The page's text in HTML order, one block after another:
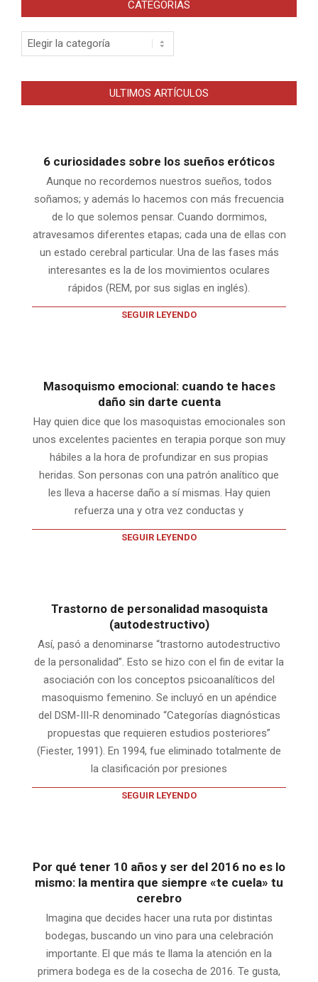
CATEGORIAS
Categorias
ULTIMOS ARTÍCULOS
6 curiosidades sobre los sueños eróticos
Aunque no recordemos nuestros sueños, todos
soñamos; y además lo hacemos con más frecuencia
de lo que solemos pensar. Cuando dormimos,
atravesamos diferentes etapas; cada una de ellas con
un estado cerebral particular. Una de las fases más
interesantes es la de los movimientos oculares
rápidos (REM, por sus siglas en inglés).
SEGUIR LEYENDO
Masoquismo emocional: cuando te haces
daño sin darte cuenta
Hay quien dice que los masoquistas emocionales son
unos excelentes pacientes en terapia porque son muy
hábiles a la hora de profundizar en sus propias
heridas. Son personas con una patrón analítico que
les lleva a hacerse daño a sí mismas. Hay quien
refuerza una y otra vez conductas y
SEGUIR LEYENDO
Trastorno de personalidad masoquista
(autodestructivo)
Así, pasó a denominarse “trastorno autodestructivo
de la personalidad”. Esto se hizo con el fin de evitar la
asociación con los conceptos psicoanalíticos del
masoquismo femenino. Se incluyó en un apéndice
del DSM-III-R denominado “Categorías diagnósticas
propuestas que requieren estudios posteriores”
(Fiester, 1991). En 1994, fue eliminado totalmente de
la clasificación por presiones
SEGUIR LEYENDO
Por qué tener 10 años y ser del 2016 no es lo
mismo: la mentira que siempre «te cuela» tu
cerebro
Imagina que decides hacer una ruta por distintas
bodegas, buscando un vino para una celebración
importante. El que más te llama la atención en la
primera bodega es de la cosecha de 2016. Te gusta,